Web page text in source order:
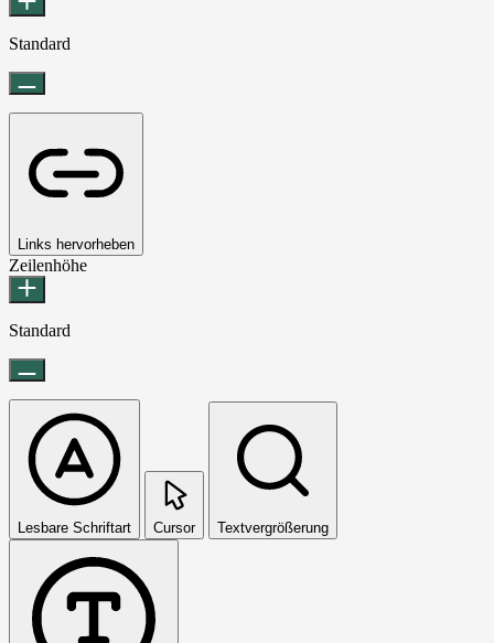
Standard
Links hervorheben
Zeilenhöhe
Standard
Lesbare Schriftart Cursor Textvergrößerung